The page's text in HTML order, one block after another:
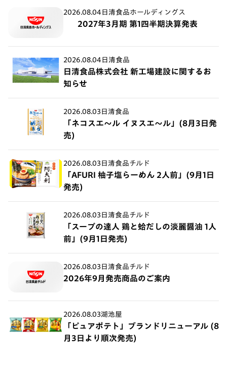
2026.08.04 日清食品ホールディングス
2027年3月期 第1四半期決算発表
2026.08.04 日清食品
日清食品株式会社 新工場建設に関するお
知らせ
2026.08.03 日清食品
「ネコスエ～ル イヌスエ～ル」(8月3日発
売)
2026.08.03 日清食品チルド
「AFURI 柚子塩らーめん 2人前」(9月1日
発売)
2026.08.03 日清食品チルド
「スープの達人 鶏と蛤だしの淡麗醤油 1人
前」(9月1日発売)
2026.08.03 日清食品チルド
2026年9月発売商品のご案内
2026.08.03湖池屋
「ピュアポテト」ブランドリニューアル (8
月3日より順次発売)